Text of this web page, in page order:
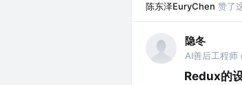
陈东泽EuryChen 赞了
隐冬
AI善后工程师
Redux的